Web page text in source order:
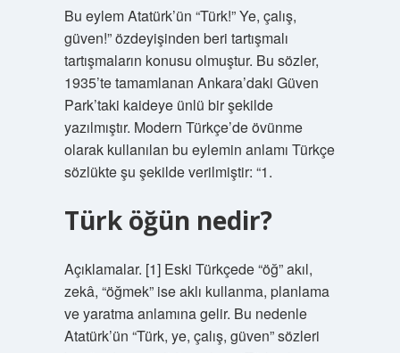
Bu eylem Atatürk’ün “Türk!” Ye, çalış,
güven!” özdeyişinden beri tartışmalı
tartışmaların konusu olmuştur. Bu sözler,
1935’te tamamlanan Ankara’daki Güven
Park’taki kaideye ünlü bir şekilde
yazılmıştır. Modern Türkçe’de övünme
olarak kullanılan bu eylemin anlamı Türkçe
sözlükte şu şekilde verilmiştir: “1.
Türk öğün nedir?
Açıklamalar. [1] Eski Türkçede “öğ” akıl,
zekâ, “öğmek” ise aklı kullanma, planlama
ve yaratma anlamına gelir. Bu nedenle
Atatürk’ün “Türk, ye, çalış, güven” sözleri